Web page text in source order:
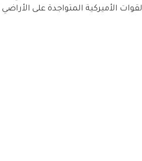
الأميركية المتواجدة على الأراضي